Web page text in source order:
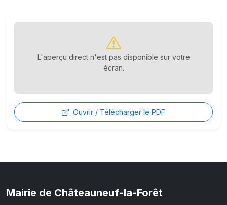
L'aperçu direct n'est pas disponible sur votre
écran.
Ouvrir / Télécharger le PDF
Mairie de Châteauneuf-la-Forêt